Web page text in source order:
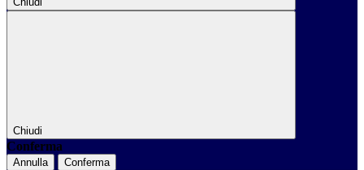
Chiudi
Conferma
Annulla Conferma